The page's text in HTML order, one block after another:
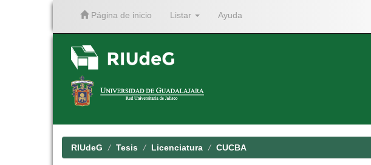
Página de inicio Listar Ayuda
RIUdeG Tesis Licenciatura CUCBA